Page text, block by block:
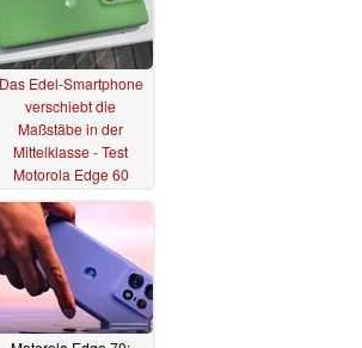
Das Edel-Smartphone
verschiebt die
Maßstäbe in der
Mittelklasse - Test
Motorola Edge 60
09.06.2025